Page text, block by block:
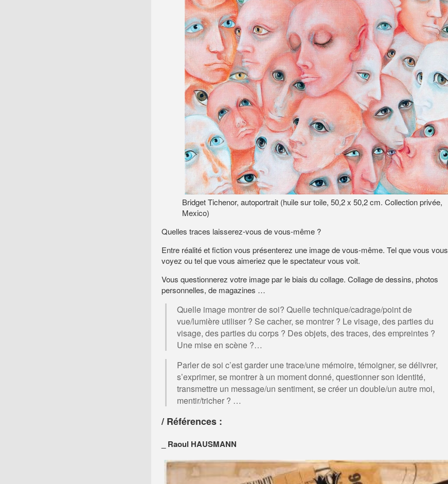
Bridget Tichenor, autoportrait (huile sur toile, 50,2 x 50,2 cm. Collection privée,
Mexico)
Quelles traces laisserez-vous de vous-même ?
Entre réalité et fiction vous présenterez une image de vous-même. Tel que vous vous
voyez ou tel que vous aimeriez que le spectateur vous voit.
Vous questionnerez votre image par le biais du collage. Collage de dessins, photos
personnelles, de magazines …
Quelle image montrer de soi? Quelle technique/cadrage/point de
vue/lumière utiliser ? Se cacher, se montrer ? Le visage, des parties du
visage, des parties du corps ? Des objets, des traces, des empreintes ?
Une mise en scène ?…
Parler de soi c’est garder une trace/une mémoire, témoigner, se délivrer,
s’exprimer, se montrer à un moment donné, questionner son identité,
transmettre un message/un sentiment, se créer un double/un autre moi,
mentir/tricher ? …
/ Références :
_ Raoul HAUSMANN